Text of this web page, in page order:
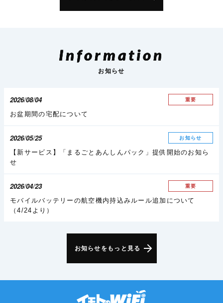
Information
お知らせ
2026/08/04 重要
お盆期間の宅配について
2026/05/25 お知らせ
【新サービス】「まるごとあんしんパック」提供開始のお知ら
せ
2026/04/23 重要
モバイルバッテリーの航空機内持込みルール追加について
（4/24より）
お知らせをもっと見る